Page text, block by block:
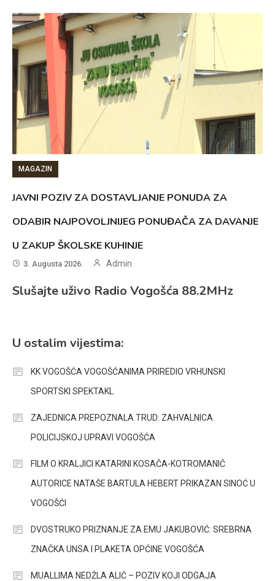
MAGAZIN
JAVNI POZIV ZA DOSTAVLJANJE PONUDA ZA
ODABIR NAJPOVOLJNIJEG PONUĐAČA ZA DAVANJE
U ZAKUP ŠKOLSKE KUHINJE
3. Augusta 2026. Admin
Slušajte uživo Radio Vogošća 88.2MHz
U ostalim vijestima:
KK VOGOŠĆA VOGOŠĆANIMA PRIREDIO VRHUNSKI
SPORTSKI SPEKTAKL
ZAJEDNICA PREPOZNALA TRUD: ZAHVALNICA
POLICIJSKOJ UPRAVI VOGOŠĆA
FILM O KRALJICI KATARINI KOSAČA-KOTROMANIĆ
AUTORICE NATAŠE BARTULA HEBERT PRIKAZAN SINOĆ U
VOGOŠĆI
DVOSTRUKO PRIZNANJE ZA EMU JAKUBOVIĆ: SREBRNA
ZNAČKA UNSA I PLAKETA OPĆINE VOGOŠĆA
MUALLIMA NEDŽLA ALIĆ – POZIV KOJI ODGAJA